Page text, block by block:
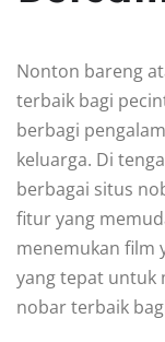
Nonton bareng
terbaik bagi
berbagi
keluarga. Di
berbagai situs
fitur yang
menemukan film
yang tepat untuk
nobar terbaik